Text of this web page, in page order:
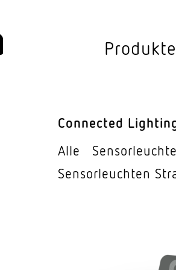
Produkte
Connected
Alle
Sensor­leuchten